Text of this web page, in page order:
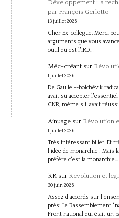
Développement : la
par François Gerlotto
13 juillet 2026
Cher Ex-collègue, Merci
arguments que vous
outil qu'est l'IRD…
Méc-créantsur
1 juillet 2026
De Gaulle --bolchévik
avait su accepter
CNR, même s'il avait réussi
Ainuagesur Révolution
1 juillet 2026
Très intéressant billet. Et
l'idée de monarchie ! Mais
préfère c'est la monarchie…
RRsur Révolution et
30 juin 2026
Assez d'accords sur
près: Le Rassemblement
Front national qui était un